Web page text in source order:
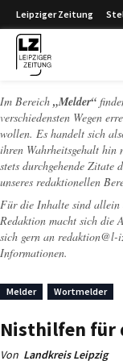
Leipziger Zeitung
Im Bereich „Melder“
verschiedensten Wegen
wollen. Es handelt sich
ihren Wahrheitsgehalt
stets durchgehende Zitate
unseres redaktionellen
Für die Inhalte sind allein
Redaktion macht sich die
sich gern an redaktion@l-
Informationen.
Melder Wortmelder
Nisthilfen für
Von Landkreis Leipzig